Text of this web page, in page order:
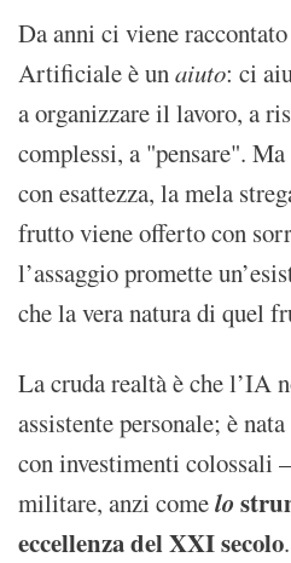
Da anni ci viene
Artificiale è unaiuto: ci
a organizzare il lavoro, a
complessi, a "pensare".
con esattezza, la mela
frutto viene offerto con
l’assaggio promette
che la vera natura di quel
La cruda realtà è che l’IA
assistente personale; è
con investimenti colossali
militare, anzi comelo
eccellenza del XXI secolo